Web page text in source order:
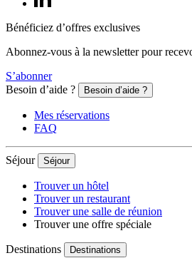
Bénéficiez d’offres exclusives
Abonnez-vous à la newsletter pour
S’abonner
Besoin d’aide ?
Besoin d’aide ?
Mes réservations
FAQ
Séjour Séjour
Trouver un hôtel
Trouver un restaurant
Trouver une salle de réunion
Trouver une offre spéciale
Destinations Destinations